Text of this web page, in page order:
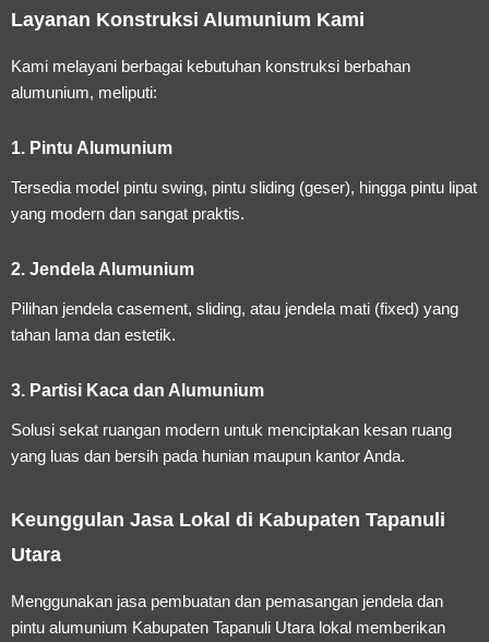
Layanan Konstruksi Alumunium Kami
Kami melayani berbagai kebutuhan konstruksi berbahan
alumunium, meliputi:
1. Pintu Alumunium
Tersedia model pintu swing, pintu sliding (geser), hingga pintu lipat
yang modern dan sangat praktis.
2. Jendela Alumunium
Pilihan jendela casement, sliding, atau jendela mati (fixed) yang
tahan lama dan estetik.
3. Partisi Kaca dan Alumunium
Solusi sekat ruangan modern untuk menciptakan kesan ruang
yang luas dan bersih pada hunian maupun kantor Anda.
Keunggulan Jasa Lokal di Kabupaten Tapanuli
Utara
Menggunakan jasa pembuatan dan pemasangan jendela dan
pintu alumunium Kabupaten Tapanuli Utara lokal memberikan